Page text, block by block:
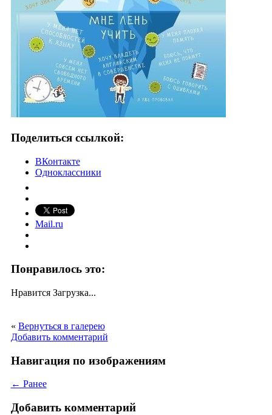
Поделиться ссылкой:
ВКонтакте
Одноклассники
Mail.ru
Понравилось это:
Нравится Загрузка...
« Вернуться в галерею
Добавить комментарий
Навигация по изображениям
← Ранее
Добавить комментарий